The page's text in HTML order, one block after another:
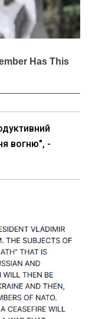
вогню", -